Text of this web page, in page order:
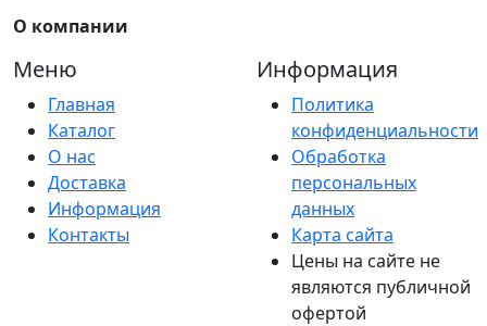
О компании
Меню
Главная
Каталог
О нас
Доставка
Информация
Контакты
Информация
Политика
конфиденциальности
Обработка
персональных
данных
Карта сайта
Цены на сайте не
являются публичной
офертой